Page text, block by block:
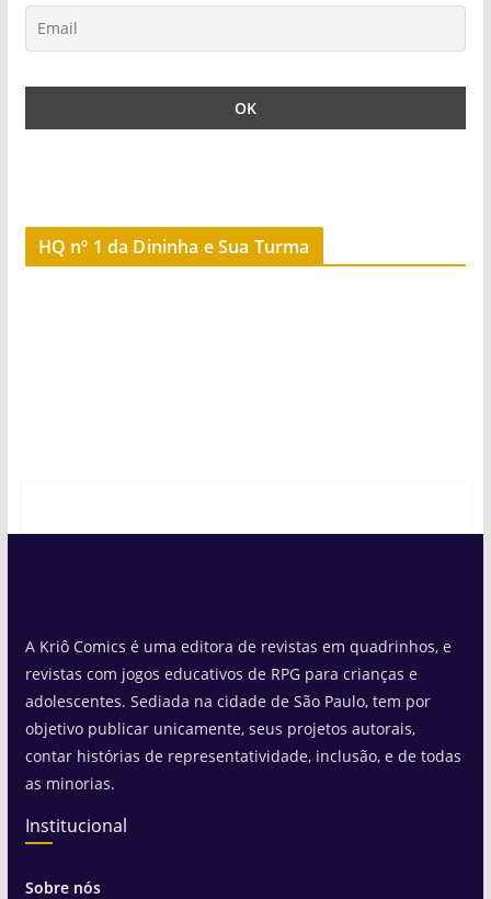
HQ nº 1 da Dininha e Sua Turma
A Kriô Comics é uma editora de revistas em quadrinhos, e
revistas com jogos educativos de RPG para crianças e
adolescentes. Sediada na cidade de São Paulo, tem por
objetivo publicar unicamente, seus projetos autorais,
contar histórias de representatividade, inclusão, e de todas
as minorias.
Institucional
Sobre nós